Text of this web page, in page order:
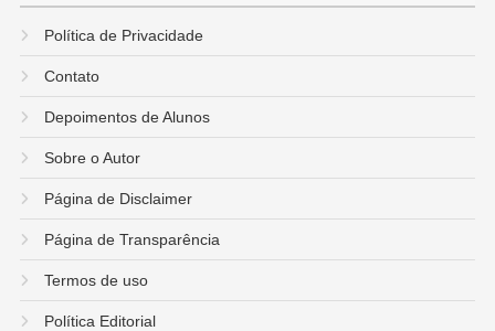
Política de Privacidade
Contato
Depoimentos de Alunos
Sobre o Autor
Página de Disclaimer
Página de Transparência
Termos de uso
Política Editorial